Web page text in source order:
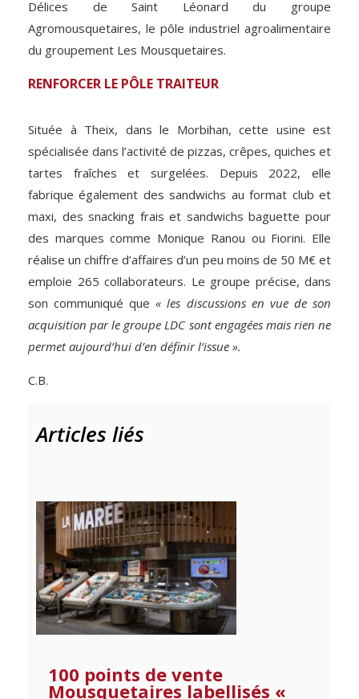
Délices de Saint Léonard du groupe
Agromousquetaires, le pôle industriel agroalimentaire
du groupement Les Mousquetaires.
RENFORCER LE PÔLE TRAITEUR
Située à Theix, dans le Morbihan, cette usine est
spécialisée dans l’activité de pizzas, crêpes, quiches et
tartes fraîches et surgelées. Depuis 2022, elle
fabrique également des sandwichs au format club et
maxi, des snacking frais et sandwichs baguette pour
des marques comme Monique Ranou ou Fiorini. Elle
réalise un chiffre d’affaires d’un peu moins de 50 M€ et
emploie 265 collaborateurs. Le groupe précise, dans
son communiqué que« les discussions en vue de son
acquisition par le groupe LDC sont engagées mais rien ne
permet aujourd’hui d’en définir l’issue ».
C.B.
Articles liés
100 points de vente
Mousquetaires labellisés «